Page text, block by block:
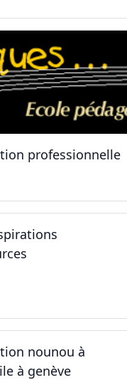
professionnelle
nounou à
à genève